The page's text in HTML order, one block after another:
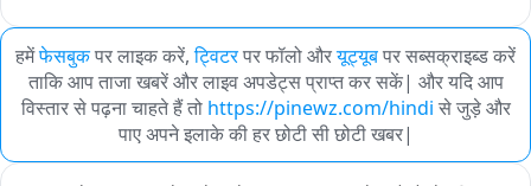
हमेंफेसबुकपर लाइक करें, ट्विटरपर फॉलो औरयूट्यूबपर सब्सक्राइब्ड करें
ताकि आप ताजा खबरें और लाइव अपडेट्स प्राप्त कर सकें| और यदि आप
विस्तार से पढ़ना चाहते हैं तो https://pinewz.com/hindi से जुड़े और
पाए अपने इलाके की हर छोटी सी छोटी खबर|